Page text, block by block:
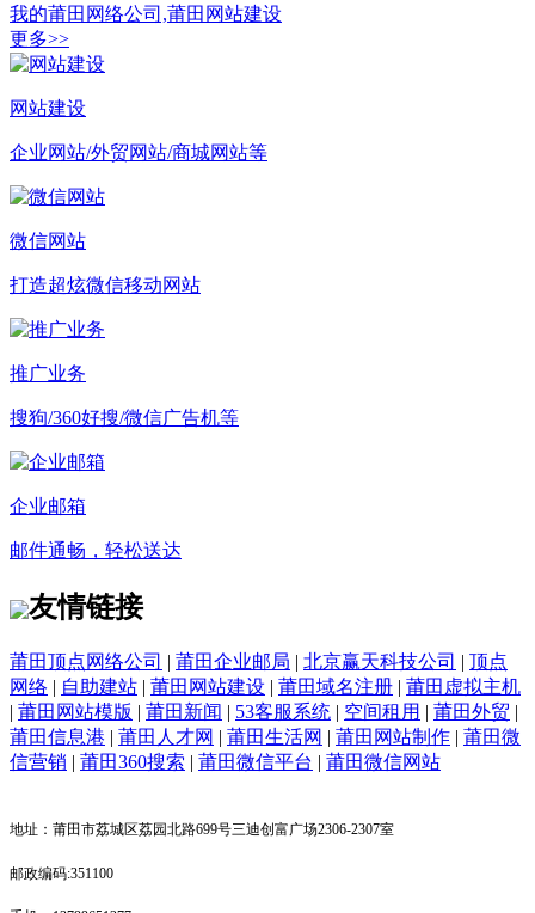
我的莆田网络公司,莆田网站建设
更多>>
网站建设
企业网站/外贸网站/商城网站等
微信网站
打造超炫微信移动网站
推广业务
搜狗/360好搜/微信广告机等
企业邮箱
邮件通畅，轻松送达
友情链接
莆田顶点网络公司 | 莆田企业邮局 | 北京赢天科技公司 | 顶点
网络 | 自助建站 | 莆田网站建设 | 莆田域名注册 | 莆田虚拟主机
| 莆田网站模版 | 莆田新闻 | 53客服系统 | 空间租用 | 莆田外贸 |
莆田信息港 | 莆田人才网 | 莆田生活网 | 莆田网站制作 | 莆田微
信营销 | 莆田360搜索 | 莆田微信平台 | 莆田微信网站
地址：莆田市荔城区荔园北路699号三迪创富广场2306-2307室
邮政编码:351100